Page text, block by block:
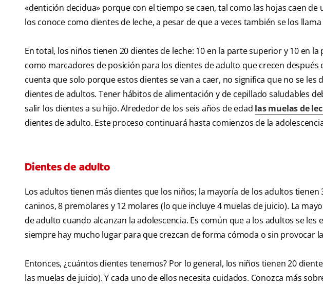
«dentición decidua» porque con el tiempo se caen, tal como las hojas caen
los conoce como dientes de leche, a pesar de que a veces también se los
En total, los niños tienen 20 dientes de leche: 10 en la parte superior y 10 en
como marcadores de posición para los dientes de adulto que crecen después
cuenta que solo porque estos dientes se van a caer, no significa que no se
dientes de adultos. Tener hábitos de alimentación y de cepillado saludables
salir los dientes a su hijo. Alrededor de los seis años de edad las muelas de
dientes de adulto. Este proceso continuará hasta comienzos de la
Dientes de adulto
Los adultos tienen más dientes que los niños; la mayoría de los adultos tienen
caninos, 8 premolares y 12 molares (lo que incluye 4 muelas de juicio). La
de adulto cuando alcanzan la adolescencia. Es común que a los adultos se
siempre hay mucho lugar para que crezcan de forma cómoda o sin provocar
Entonces, ¿cuántos dientes tenemos? Por lo general, los niños tienen 20
las muelas de juicio). Y cada uno de ellos necesita cuidados. Conozca más